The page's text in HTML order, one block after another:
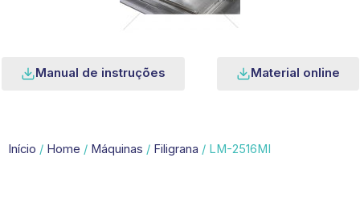
Manual de instruções Material online
Início / Home / Máquinas / Filigrana / LM-2516MI